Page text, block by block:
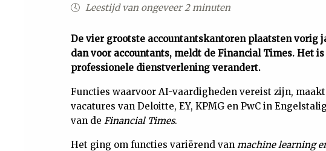
Leestijd van ongeveer 2 minuten
De vier grootste accountantskantoren plaatsten vorig
dan voor accountants, meldt de Financial Times. Het
professionele dienstverlening verandert.
Functies waarvoor AI-vaardigheden vereist zijn,
vacatures van Deloitte, EY, KPMG en PwC in
van de Financial Times.
Het ging om functies variërend van machine learning